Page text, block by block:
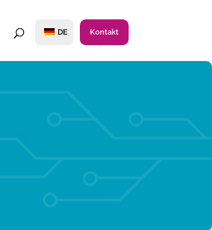
DE Kontakt